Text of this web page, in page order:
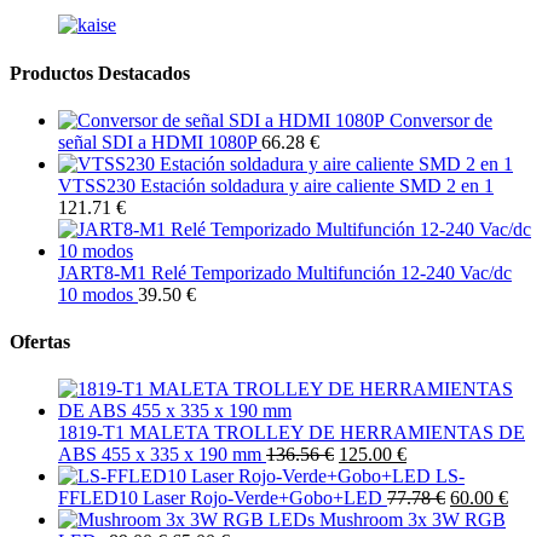
Productos Destacados
Conversor de
señal SDI a HDMI 1080P 66.28 €
VTSS230 Estación soldadura y aire caliente SMD 2 en 1
121.71 €
JART8-M1 Relé Temporizado Multifunción 12-240 Vac/dc
10 modos 39.50 €
Ofertas
1819-T1 MALETA TROLLEY DE HERRAMIENTAS DE
ABS 455 x 335 x 190 mm 136.56 € 125.00 €
LS-
FFLED10 Laser Rojo-Verde+Gobo+LED 77.78 € 60.00 €
Mushroom 3x 3W RGB